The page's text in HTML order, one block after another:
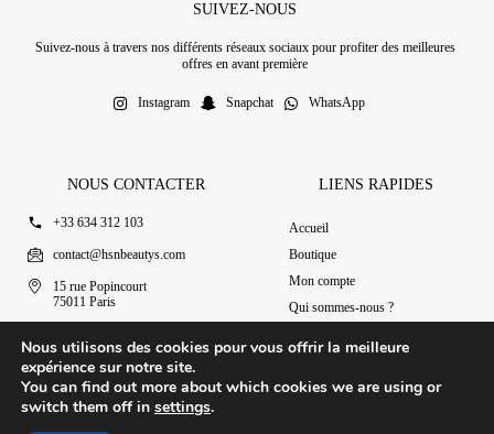
SUIVEZ-NOUS
Suivez-nous à travers nos différents réseaux sociaux pour profiter des meilleures
offres en avant première
Instagram Snapchat WhatsApp
NOUS CONTACTER
+33 634 312 103
contact@hsnbeautys.com
15 rue Popincourt
75011 Paris
LIENS RAPIDES
Accueil
Boutique
Mon compte
Qui sommes-nous ?
Nous utilisons des cookies pour vous offrir la meilleure
expérience sur notre site.
You can find out more about which cookies we are using or
switch them off in settings.